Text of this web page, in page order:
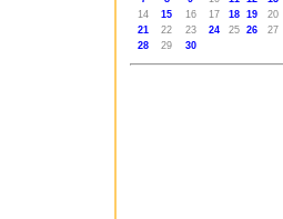
14
15 16 17 18 19
20
21
22 23 24 25 26
27
28
29 30